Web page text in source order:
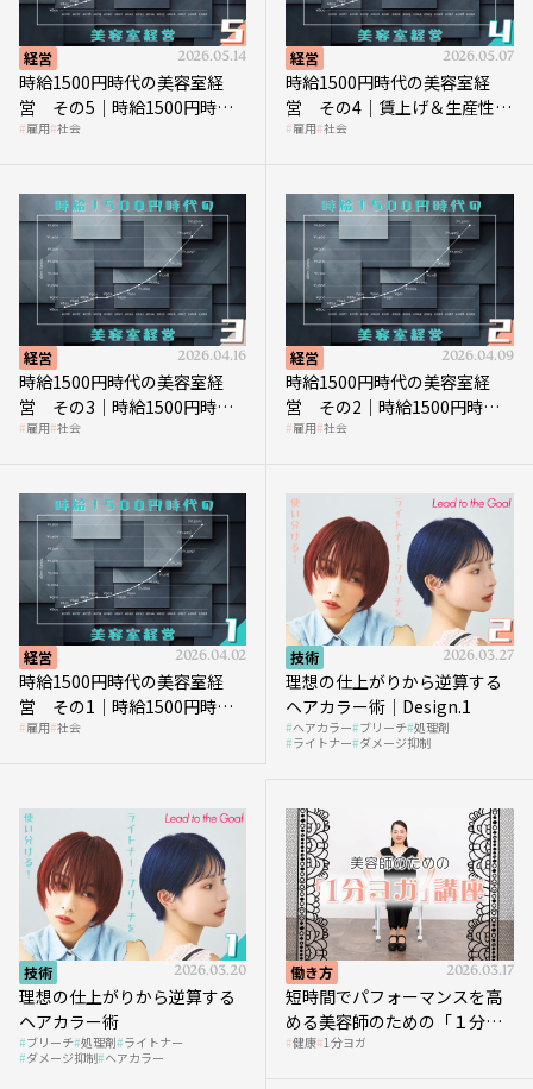
経営 2026.05.14
時給1500円時代の美容室経
営 その5｜時給1500円時代
の到来は美容業の収益構造を
雇用 社会
経営 2026.05.07
時給1500円時代の美容室経
営 その4｜賃上げ＆生産性向
上につなげる賢い助成金活用
雇用 社会
経営 2026.04.16
時給1500円時代の美容室経
営 その3｜時給1500円時
代、美容業はどのような影響
雇用 社会
経営 2026.04.09
時給1500円時代の美容室経
営 その2｜時給1500円時代
に支払う給与はいくらなのか
雇用 社会
経営 2026.04.02
時給1500円時代の美容室経
営 その1｜時給1500円時代
へ向かう社会的背景
雇用 社会
技術 2026.03.27
理想の仕上がりから逆算する
ヘアカラー術｜Design.1
ヘアカラー ブリーチ 処理剤
ライトナー ダメージ抑制
技術 2026.03.20
理想の仕上がりから逆算する
ヘアカラー術
ブリーチ 処理剤 ライトナー
ダメージ抑制 ヘアカラー
働き方 2026.03.17
短時間でパフォーマンスを高
める美容師のための「１分ヨ
ガ」講座｜実践編
健康 1分ヨガ